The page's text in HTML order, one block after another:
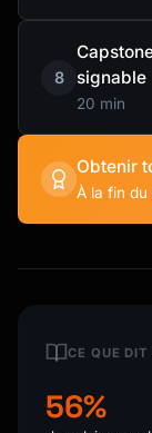
8
signable
20 min
Obtenir
À la fin du
CE QUE DIT
56%